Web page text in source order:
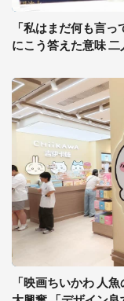
「私はまだ何も言
にこう答えた意味
「映画ちいかわ 人